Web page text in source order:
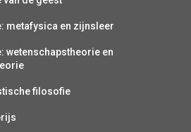
metafysica en zijnsleer
wetenschapstheorie en
filosofie